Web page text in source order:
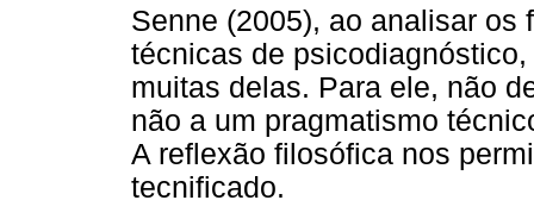
Senne (2005), ao analisar
técnicas de
muitas delas. Para ele, não
não a um pragmatismo
A reflexão filosófica nos
tecnificado.